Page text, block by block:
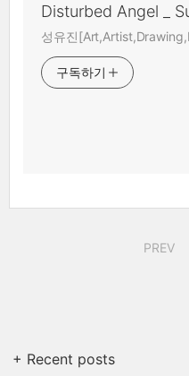
Disturbed Angel _
성유진
구독하기
PREV
+ Recent posts